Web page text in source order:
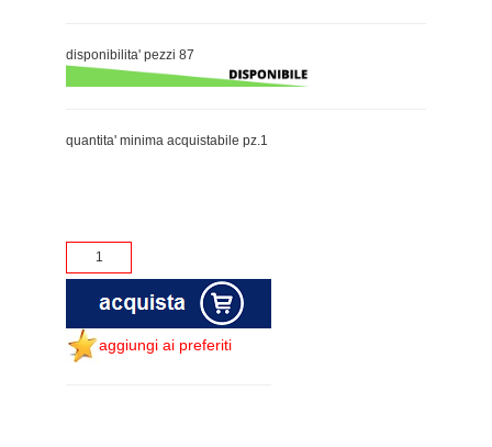
disponibilita' pezzi 87
quantita' minima acquistabile pz.1
aggiungi ai preferiti